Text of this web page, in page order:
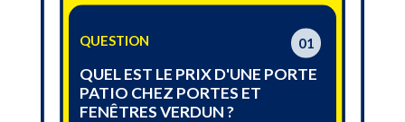
QUESTION 01
QUEL EST LE PRIX D'UNE PORTE
PATIO CHEZ PORTES ET
FENÊTRES VERDUN ?